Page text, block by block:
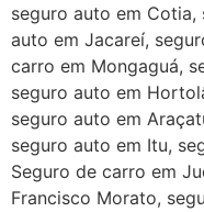
seguro auto em Cotia,
auto em Jacareí,
carro em Mongaguá,
seguro auto em
seguro auto em
seguro auto em Itu,
Seguro de carro em
Francisco Morato,